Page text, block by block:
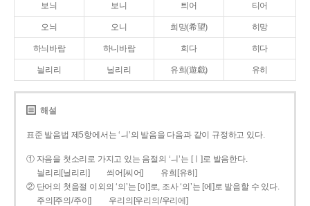
보늬 보니 틔어 티어
오늬 오니 희망(希望) 히망
하늬바람 하니바람 희다 히다
늴리리 닐리리 유희(遊戱) 유히
해설
표준 발음법 제5항에서는 ‘ㅢ’의 발음을 다음과 같이 규정하고 있다.
① 자음을 첫소리로 가지고 있는 음절의 ‘ㅢ’는 [ㅣ]로 발음한다.
늴리리[닐리리]
씌어[씨어]
유희[유히]
② 단어의 첫음절 이외의 ‘의’는 [이]로, 조사 ‘의’는 [에]로 발음할 수 있다.
주의[주의/주이]
우리의[우리의/우리에]